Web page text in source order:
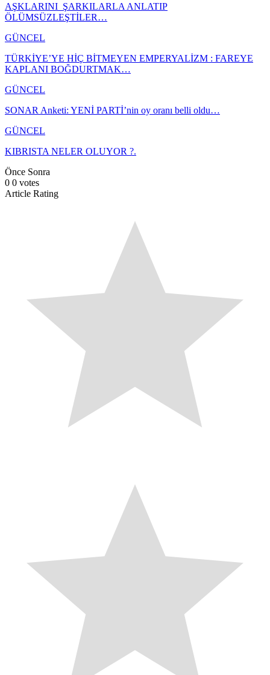
AŞKLARINI ŞARKILARLA ANLATIP
ÖLÜMSÜZLEŞTİLER…
GÜNCEL
TÜRKİYE’YE HİÇ BİTMEYEN EMPERYALİZM : FAREYE
KAPLANI BOĞDURTMAK…
GÜNCEL
SONAR Anketi: YENİ PARTİ’nin oy oranı belli oldu…
GÜNCEL
KIBRISTA NELER OLUYOR ?.
Önce Sonra
0 0 votes
Article Rating